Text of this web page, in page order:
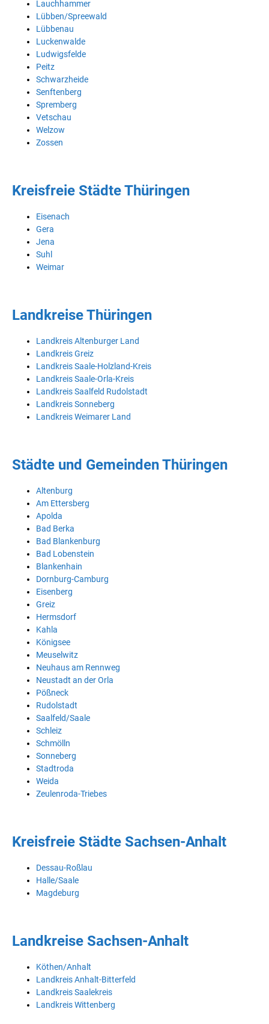
Lauchhammer
Lübben/Spreewald
Lübbenau
Luckenwalde
Ludwigsfelde
Peitz
Schwarzheide
Senftenberg
Spremberg
Vetschau
Welzow
Zossen
Kreisfreie Städte Thüringen
Eisenach
Gera
Jena
Suhl
Weimar
Landkreise Thüringen
Landkreis Altenburger Land
Landkreis Greiz
Landkreis Saale-Holzland-Kreis
Landkreis Saale-Orla-Kreis
Landkreis Saalfeld Rudolstadt
Landkreis Sonneberg
Landkreis Weimarer Land
Städte und Gemeinden Thüringen
Altenburg
Am Ettersberg
Apolda
Bad Berka
Bad Blankenburg
Bad Lobenstein
Blankenhain
Dornburg-Camburg
Eisenberg
Greiz
Hermsdorf
Kahla
Königsee
Meuselwitz
Neuhaus am Rennweg
Neustadt an der Orla
Pößneck
Rudolstadt
Saalfeld/Saale
Schleiz
Schmölln
Sonneberg
Stadtroda
Weida
Zeulenroda-Triebes
Kreisfreie Städte Sachsen-Anhalt
Dessau-Roßlau
Halle/Saale
Magdeburg
Landkreise Sachsen-Anhalt
Köthen/Anhalt
Landkreis Anhalt-Bitterfeld
Landkreis Saalekreis
Landkreis Wittenberg